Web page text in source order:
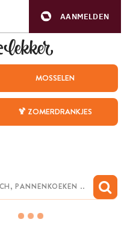
AANMELDEN
MOSSELEN
🍹 ZOMERDRANKJES